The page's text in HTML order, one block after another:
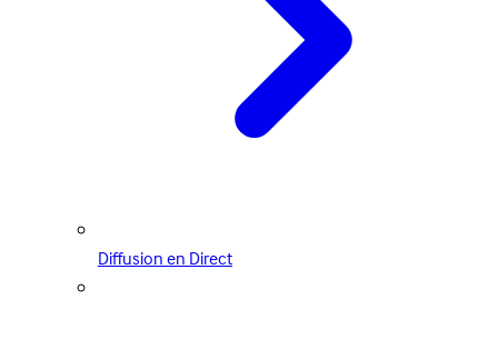
Diffusion en Direct